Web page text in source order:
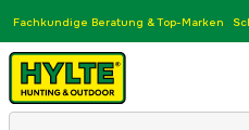
Fachkundige Beratung & Top-Marken